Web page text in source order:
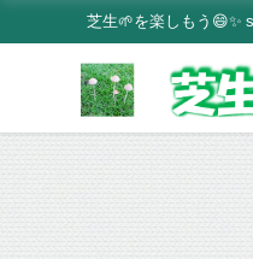
芝生🌱を楽しもう😄✨